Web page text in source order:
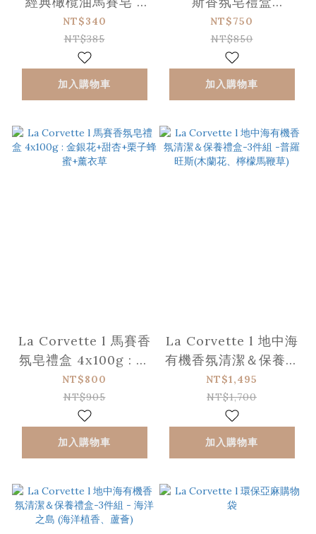
禮盒裝
NT$340
NT$385
加入購物車
3x100g: 薰衣草＆迷
迭香精油+蜂蜜＆甜杏
精油+羅勒＆檸檬精油
3x100g
NT$750
NT$850
加入購物車
La Corvette l 馬賽香
氛皂禮盒 4x100g : 金
銀花+甜杏+栗子蜂蜜
+薰衣草
NT$800
NT$905
加入購物車
La Corvette l 地中海
有機香氛清潔＆保養禮
盒-3件組 -普羅旺斯
(木蘭花、檸檬馬鞭草)
NT$1,495
NT$1,700
加入購物車